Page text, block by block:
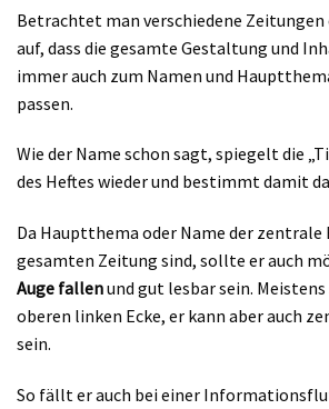
Betrachtet man verschiedene
auf, dass die gesamte Gestaltung und
immer auch zum Namen und
passen.
Wie der Name schon sagt, spiegelt die
des Heftes wieder und bestimmt damit
Da Hauptthema oder Name der zentrale
gesamten Zeitung sind, sollte er auch
Auge fallenund gut lesbar sein.
oberen linken Ecke, er kann aber auch
sein.
So fällt er auch bei einer